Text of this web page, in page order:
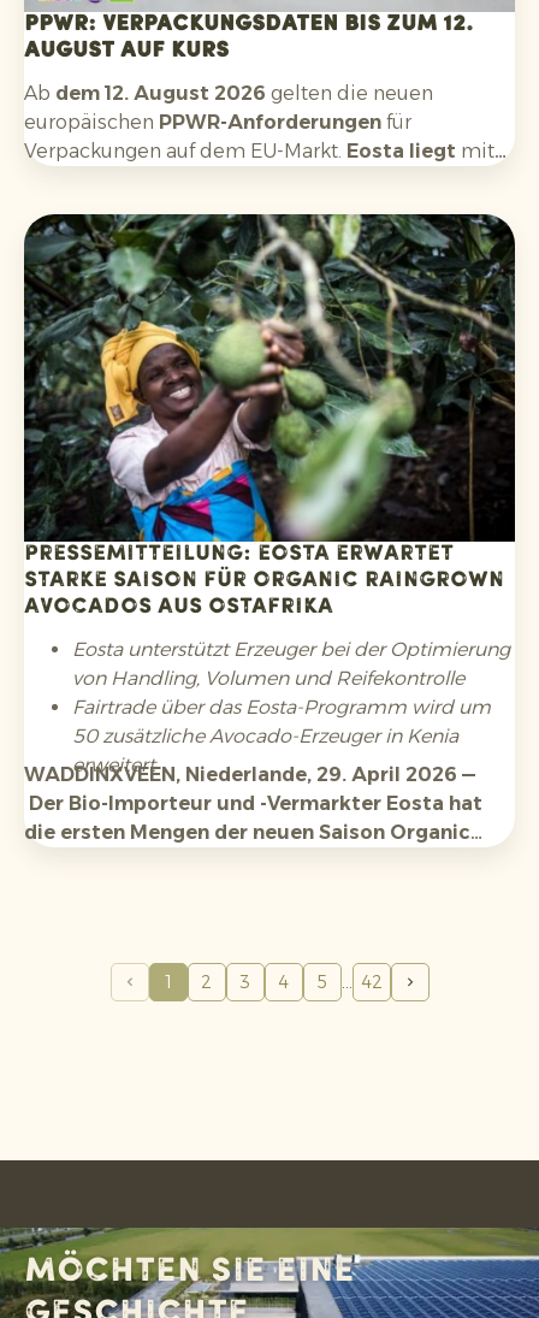
PPWR: Verpackungsdaten bis zum 12.
August auf Kurs
Ab dem 12. August 2026 gelten die neuen
europäischen PPWR-Anforderungen für
Verpackungen auf dem EU-Markt. Eosta liegt mit
Dazu gehören unter anderem: Erfassung der
Verpackungsmaterialdaten, Bereitstellung der
technischen Dokumentation, Sammlung der EU-
Konformitätserklärungen pro Verpackungsart,
Einhaltung der Anforderungen in Bezug auf
bedenkliche Stoffe wie PFAS in
Lebensmittelkontaktverpackungen und
Schwermetalle sowie die Registrierung in den
relevanten EPR-Systemen.
Pressemitteilung: Eosta erwartet
starke Saison für Organic Raingrown
Avocados aus Ostafrika
Eosta unterstützt Erzeuger bei der Optimierung
von Handling, Volumen und Reifekontrolle
Fairtrade über das Eosta-Programm wird um
50 zusätzliche Avocado-Erzeuger in Kenia
erweitert
WADDINXVEEN, Niederlande, 29. April 2026 —
Der Bio-Importeur und -Vermarkter Eosta hat
die ersten Mengen der neuen Saison Organic
1 2 3 4 5 42
Möchten Sie eine